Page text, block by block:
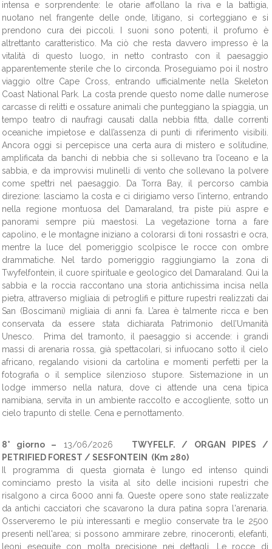
intensa e sorprendente: le otarie affollano la riva e la battigia,
nuotano nel frangente delle onde, litigano, si corteggiano e si
prendono cura dei piccoli. I suoni sono potenti, il profumo è
altrettanto caratteristico. Ma ciò che resta davvero impresso è la
vitalità di questo luogo, in netto contrasto con il paesaggio
apparentemente sterile che lo circonda. Proseguiamo poi il nostro
viaggio oltre Cape Cross, entrando ufficialmente nella Skeleton
Coast National Park. La costa prende questo nome dalle numerose
carcasse di relitti e ossature animali che punteggiano la spiaggia, un
tempo teatro di naufragi causati dalla nebbia fitta, dalle correnti
oceaniche impietose e dall’assenza di punti di riferimento visibili.
Ancora oggi si percepisce una certa aura di mistero e solitudine,
amplificata da banchi di nebbia che si sollevano tra l’oceano e la
sabbia, e da improvvisi mulinelli di vento che sollevano la polvere
come spettri nel paesaggio. Da Torra Bay, il percorso cambia
direzione: lasciamo la costa e ci dirigiamo verso l’interno, entrando
nella regione montuosa del Damaraland, tra piste più aspre e
panorami sempre più maestosi. La vegetazione torna a fare
capolino, e le montagne iniziano a colorarsi di toni rossastri e ocra,
mentre la luce del pomeriggio scolpisce le rocce con ombre
drammatiche. Nel tardo pomeriggio raggiungiamo la zona di
Twyfelfontein, il cuore spirituale e geologico del Damaraland. Qui la
sabbia e la roccia raccontano una storia antichissima incisa nella
pietra, attraverso migliaia di petroglifi e pitture rupestri realizzati dai
San (Boscimani) migliaia di anni fa. L’area è talmente ricca e ben
conservata da essere stata dichiarata Patrimonio dell’Umanità
Unesco. Prima del tramonto, il paesaggio si accende: i grandi
massi di arenaria rossa, già spettacolari, si infuocano sotto il cielo
africano, regalando visioni da cartolina e momenti perfetti per la
fotografia o il semplice silenzioso stupore. Sistemazione in un
lodge immerso nella natura, dove ci attende una cena tipica
namibiana, servita in un ambiente raccolto e accogliente, sotto un
cielo trapunto di stelle. Cena e pernottamento.
8° giorno – 13/06/2026
TWYFELF. / ORGAN PIPES /
PETRIFIED FOREST / SESFONTEIN (Km 280)
Il programma di questa giornata è lungo ed intenso quindi
cominciamo presto la visita al sito delle incisioni rupestri che
risalgono a circa 6000 anni fa. Queste opere sono state realizzate
da antichi cacciatori che scavarono la dura patina sopra l'arenaria.
Osserveremo le più interessanti e meglio conservate tra le 2500
presenti nell'area; si possono ammirare zebre, rinoceronti, elefanti,
leoni eseguite con molta precisione nei dettagli. Le rocce di